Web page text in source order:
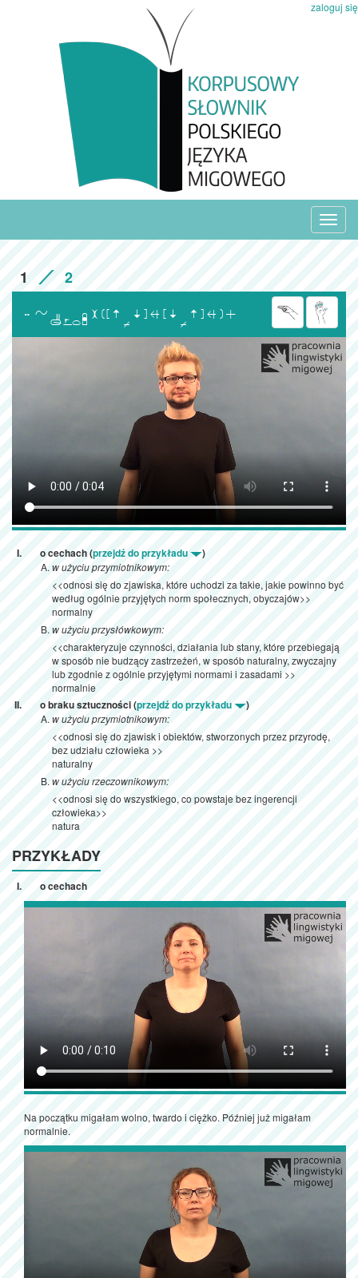
zaloguj się
1 2

o cechach (przejdź do przykładu )
w użyciu przymiotnikowym:
<<odnosi się do zjawiska, które uchodzi za takie, jakie powinno być
według ogólnie przyjętych norm społecznych, obyczajów>>
normalny
w użyciu przysłówkowym:
<<charakteryzuje czynności, działania lub stany, które przebiegają
w sposób nie budzący zastrzeżeń, w sposób naturalny, zwyczajny
lub zgodnie z ogólnie przyjętymi normami i zasadami >>
normalnie
o braku sztuczności (przejdź do przykładu )
w użyciu przymiotnikowym:
<<odnosi się do zjawisk i obiektów, stworzonych przez przyrodę,
bez udziału człowieka >>
naturalny
w użyciu rzeczownikowym:
<<odnosi się do wszystkiego, co powstaje bez ingerencji
człowieka>>
natura
PRZYKŁADY
o cechach
Na początku migałam wolno, twardo i ciężko. Później już migałam
normalnie.